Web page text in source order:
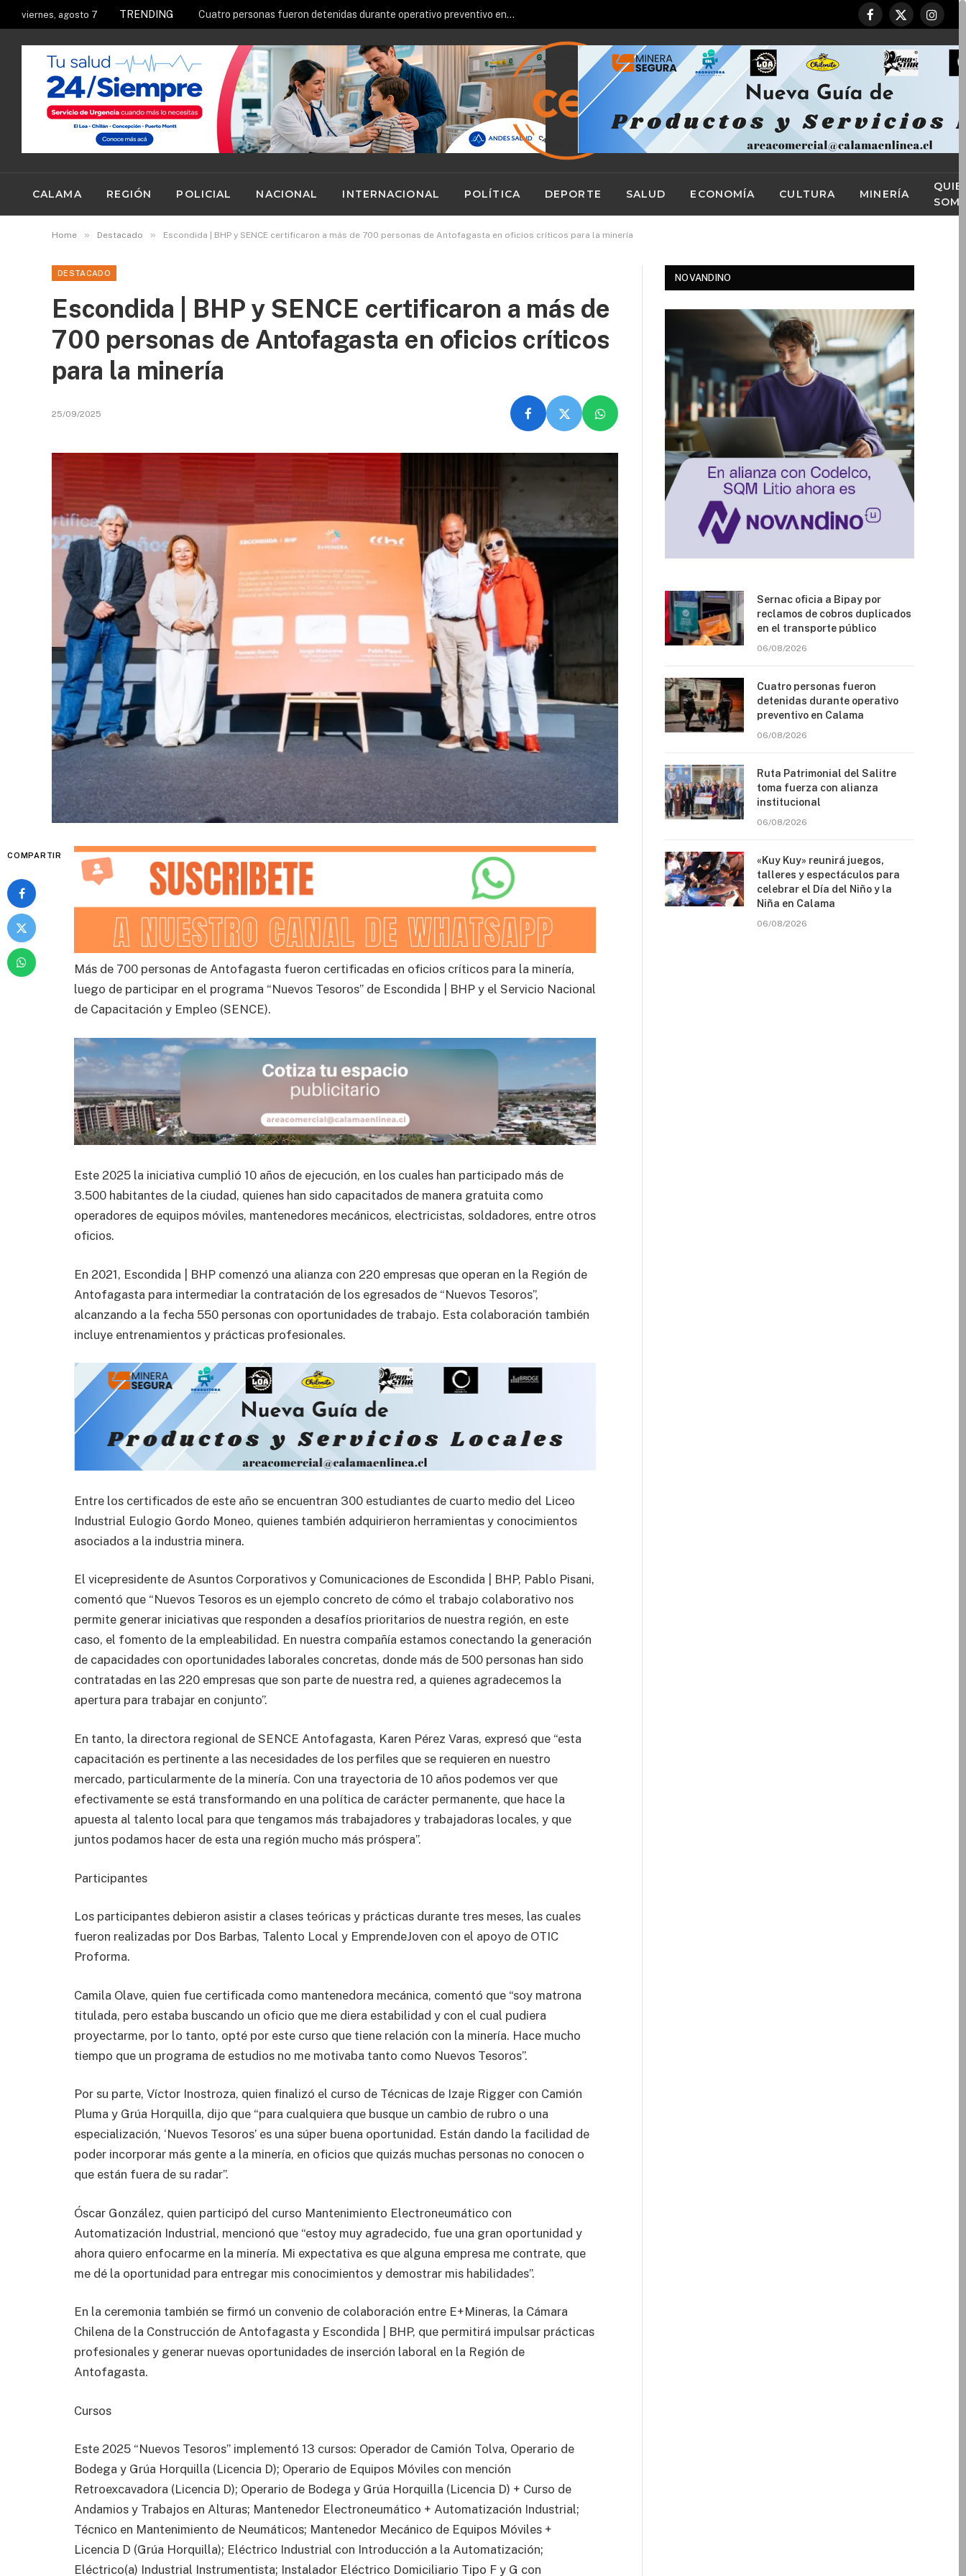
viernes, agosto 7 TRENDING Ruta Patrimonial del Salitre toma fuerza con alianza institucional
Facebook
X
CALAMA REGIÓN POLICIAL NACIONAL INTERNACIONAL POLÍTICA DEPORTE SALUD ECONOMÍA CULTURA MINERÍA
Home » Destacado » Escondida | BHP y SENCE certificaron a más de 700 personas de Antofagasta en oficios críticos para la minería
DESTACADO
Escondida | BHP y SENCE certificaron a más de
700 personas de Antofagasta en oficios críticos
para la minería
25/09/2025
COMPARTIR
Más de 700 personas de Antofagasta fueron certificadas en oficios críticos para la minería,
luego de participar en el programa “Nuevos Tesoros” de Escondida | BHP y el Servicio Nacional
de Capacitación y Empleo (SENCE).
Este 2025 la iniciativa cumplió 10 años de ejecución, en los cuales han participado más de
3.500 habitantes de la ciudad, quienes han sido capacitados de manera gratuita como
operadores de equipos móviles, mantenedores mecánicos, electricistas, soldadores, entre otros
oficios.
En 2021, Escondida | BHP comenzó una alianza con 220 empresas que operan en la Región de
Antofagasta para intermediar la contratación de los egresados de “Nuevos Tesoros”,
alcanzando a la fecha 550 personas con oportunidades de trabajo. Esta colaboración también
incluye entrenamientos y prácticas profesionales.
Entre los certificados de este año se encuentran 300 estudiantes de cuarto medio del Liceo
Industrial Eulogio Gordo Moneo, quienes también adquirieron herramientas y conocimientos
asociados a la industria minera.
El vicepresidente de Asuntos Corporativos y Comunicaciones de Escondida | BHP, Pablo Pisani,
comentó que “Nuevos Tesoros es un ejemplo concreto de cómo el trabajo colaborativo nos
permite generar iniciativas que responden a desafíos prioritarios de nuestra región, en este
caso, el fomento de la empleabilidad. En nuestra compañía estamos conectando la generación
de capacidades con oportunidades laborales concretas, donde más de 500 personas han sido
contratadas en las 220 empresas que son parte de nuestra red, a quienes agradecemos la
apertura para trabajar en conjunto”.
En tanto, la directora regional de SENCE Antofagasta, Karen Pérez Varas, expresó que “esta
capacitación es pertinente a las necesidades de los perfiles que se requieren en nuestro
mercado, particularmente de la minería. Con una trayectoria de 10 años podemos ver que
efectivamente se está transformando en una política de carácter permanente, que hace la
apuesta al talento local para que tengamos más trabajadores y trabajadoras locales, y que
juntos podamos hacer de esta una región mucho más próspera”.
Participantes
Los participantes debieron asistir a clases teóricas y prácticas durante tres meses, las cuales
fueron realizadas por Dos Barbas, Talento Local y EmprendeJoven con el apoyo de OTIC
Proforma.
Camila Olave, quien fue certificada como mantenedora mecánica, comentó que “soy matrona
titulada, pero estaba buscando un oficio que me diera estabilidad y con el cual pudiera
proyectarme, por lo tanto, opté por este curso que tiene relación con la minería. Hace mucho
tiempo que un programa de estudios no me motivaba tanto como Nuevos Tesoros”.
Por su parte, Víctor Inostroza, quien finalizó el curso de Técnicas de Izaje Rigger con Camión
Pluma y Grúa Horquilla, dijo que “para cualquiera que busque un cambio de rubro o una
especialización, ‘Nuevos Tesoros’ es una súper buena oportunidad. Están dando la facilidad de
poder incorporar más gente a la minería, en oficios que quizás muchas personas no conocen o
que están fuera de su radar”.
Óscar González, quien participó del curso Mantenimiento Electroneumático con
Automatización Industrial, mencionó que “estoy muy agradecido, fue una gran oportunidad y
ahora quiero enfocarme en la minería. Mi expectativa es que alguna empresa me contrate, que
me dé la oportunidad para entregar mis conocimientos y demostrar mis habilidades”.
En la ceremonia también se firmó un convenio de colaboración entre E+Mineras, la Cámara
Chilena de la Construcción de Antofagasta y Escondida | BHP, que permitirá impulsar prácticas
profesionales y generar nuevas oportunidades de inserción laboral en la Región de
Antofagasta.
Cursos
Este 2025 “Nuevos Tesoros” implementó 13 cursos: Operador de Camión Tolva, Operario de
Bodega y Grúa Horquilla (Licencia D); Operario de Equipos Móviles con mención
Retroexcavadora (Licencia D); Operario de Bodega y Grúa Horquilla (Licencia D) + Curso de
Andamios y Trabajos en Alturas; Mantenedor Electroneumático + Automatización Industrial;
Técnico en Mantenimiento de Neumáticos; Mantenedor Mecánico de Equipos Móviles +
Licencia D (Grúa Horquilla); Eléctrico Industrial con Introducción a la Automatización;
Eléctrico(a) Industrial Instrumentista; Instalador Eléctrico Domiciliario Tipo F y G con
NOVANDINO
Sernac oficia a Bipay por
reclamos de cobros duplicados
en el transporte público
06/08/2026
Cuatro personas fueron
detenidas durante operativo
preventivo en Calama
06/08/2026
Ruta Patrimonial del Salitre
toma fuerza con alianza
institucional
06/08/2026
«Kuy Kuy» reunirá juegos,
talleres y espectáculos para
celebrar el Día del Niño y la
Niña en Calama
06/08/2026